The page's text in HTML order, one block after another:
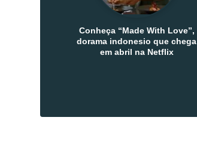
Conheça “Made With Love”,
dorama indonesio que chega
em abril na Netflix